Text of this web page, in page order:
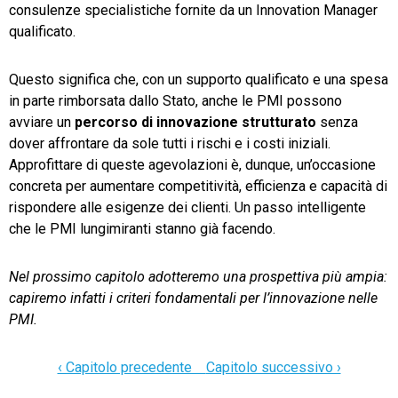
consulenze specialistiche fornite da un Innovation Manager
qualificato.
Questo significa che, con un supporto qualificato e una spesa
in parte rimborsata dallo Stato, anche le PMI possono
avviare un percorso di innovazione strutturato senza
dover affrontare da sole tutti i rischi e i costi iniziali.
Approfittare di queste agevolazioni è, dunque, un’occasione
concreta per aumentare competitività, efficienza e capacità di
rispondere alle esigenze dei clienti. Un passo intelligente
che le PMI lungimiranti stanno già facendo.
Nel prossimo capitolo adotteremo una prospettiva più ampia:
capiremo infatti i criteri fondamentali per l’innovazione nelle
PMI.
‹ Capitolo precedente Capitolo successivo ›